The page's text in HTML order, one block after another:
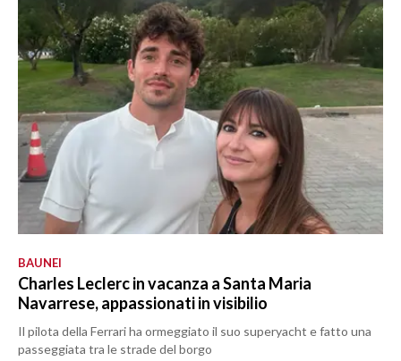
BAUNEI
Charles Leclerc in vacanza a Santa Maria
Navarrese, appassionati in visibilio
Il pilota della Ferrari ha ormeggiato il suo superyacht e fatto una
passeggiata tra le strade del borgo